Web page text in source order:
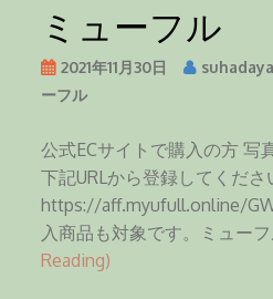
ミューフル
2021年11月30日 suhadaya
ーフル
公式ECサイトで購入の方 写
下記URLから登録してくださ
https://aff.myufull.online/
入商品も対象です。ミュー
Reading)